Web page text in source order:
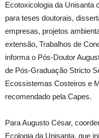
Ecotoxicologia da Unisanta
para teses doutorais,
empresas, projetos
extensão, Trabalhos de
informa o Pós-Doutor
de Pós-Graduação Stricto
Ecossistemas Costeiros e
recomendado pela Capes.
Para Augusto César,
Ecologia da Unisanta, que